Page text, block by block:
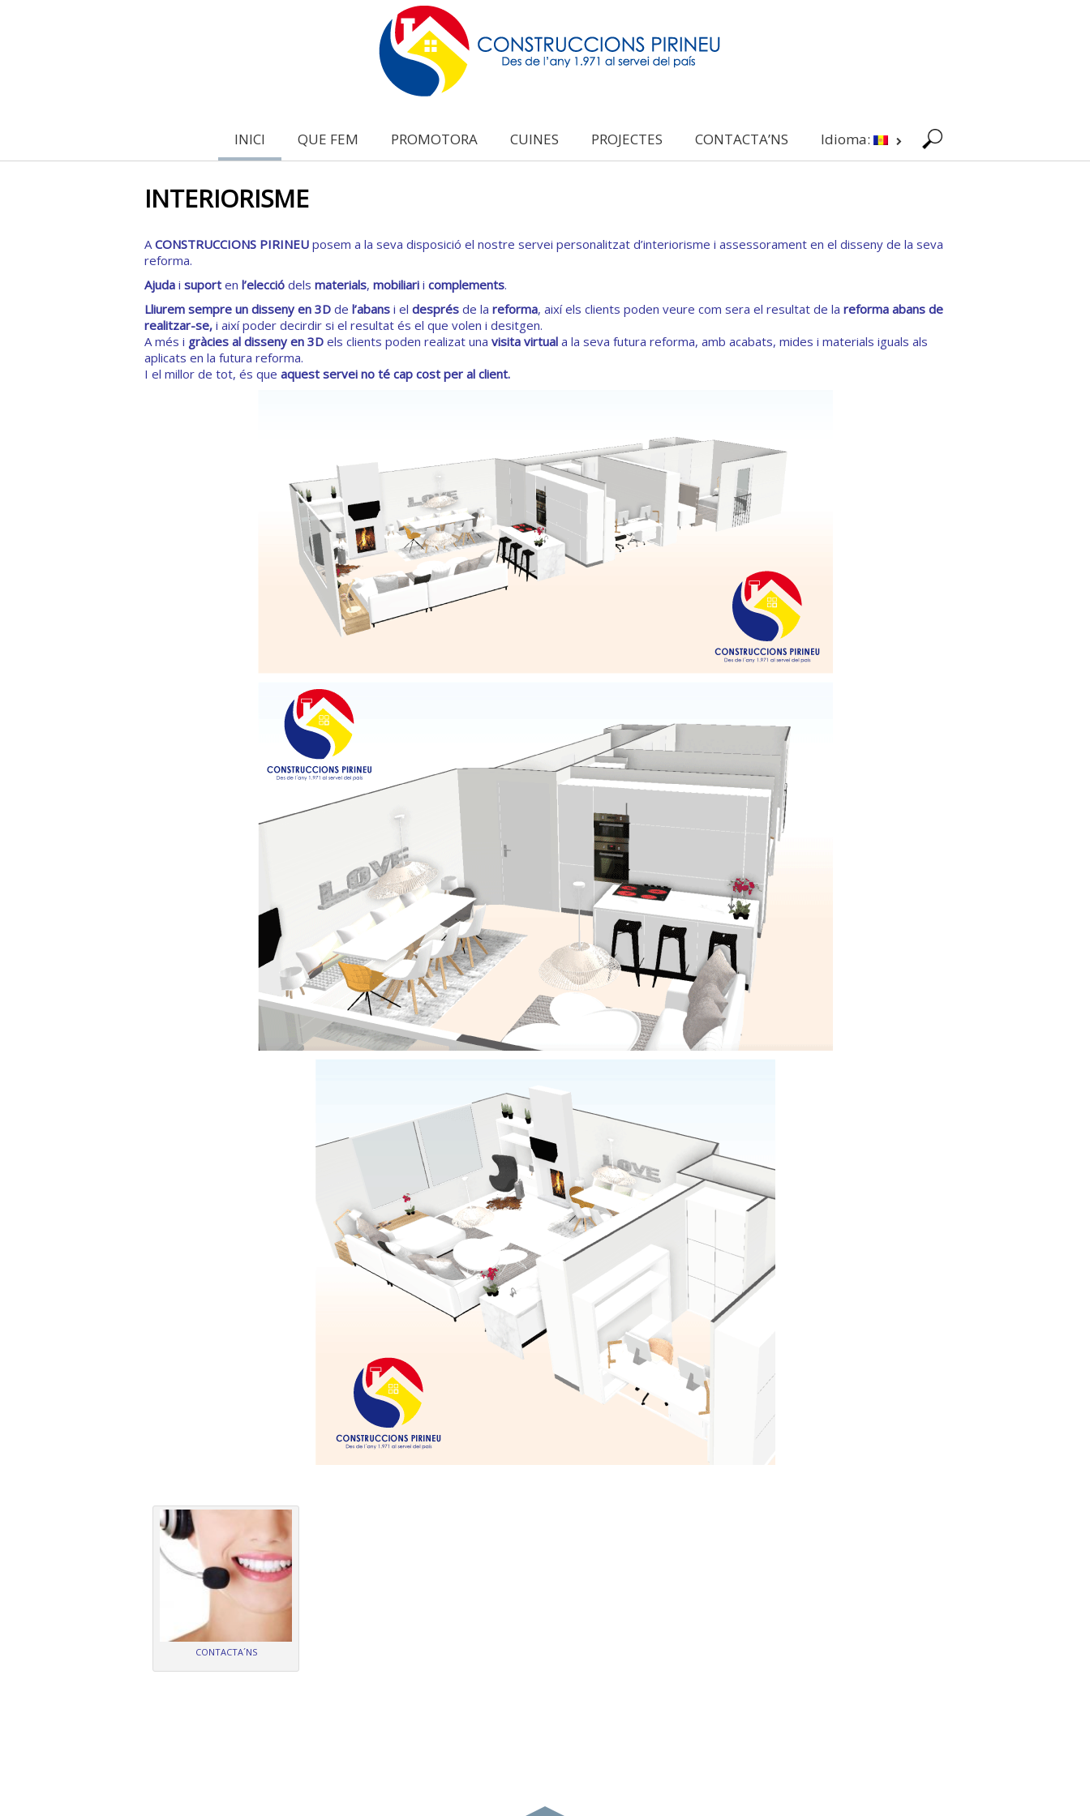
INICI QUE FEM PROMOTORA CUINES PROJECTES CONTACTA’NS Idioma:
INTERIORISME
ACONSTRUCCIONS PIRINEU posem a la seva disposició el nostre servei personalitzat d’interiorisme i assessorament en el disseny de la seva
reforma.
Ajuda i suport en l’elecció dels materials, mobiliari i complements.
Lliurem sempre un disseny en 3D de l’abans i el després de la reforma, així els clients poden veure com sera el resultat de la reforma abans de
realitzar-se, i així poder decirdir si el resultat és el que volen i desitgen.
A més i gràcies al disseny en 3D els clients poden realizat una visita virtual a la seva futura reforma, amb acabats, mides i materials iguals als
aplicats en la futura reforma.
I el millor de tot, és que aquest servei no té cap cost per al client.
CONTACTA´NS